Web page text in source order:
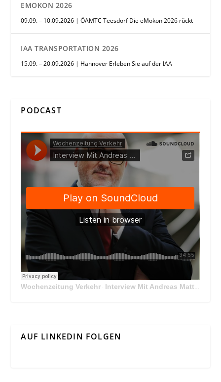
EMOKON 2026
09.09. – 10.09.2026 | ÖAMTC Teesdorf Die eMokon 2026 rückt
IAA TRANSPORTATION 2026
15.09. – 20.09.2026 | Hannover Erleben Sie auf der IAA
PODCAST
Wochenzeitung Verkehr · Interview Mit Andreas Matthä, CEO der ÖBB Holding
AUF LINKEDIN FOLGEN